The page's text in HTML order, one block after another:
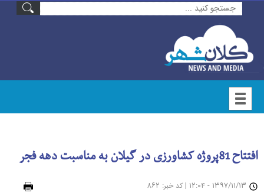
افتتاح 81پروژه کشاورزی در گیلان به مناسبت دهه فجر
| کد خبر: ۸۶۲